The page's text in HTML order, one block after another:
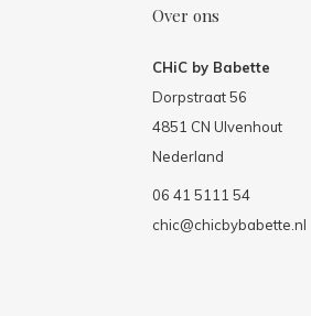
Over ons
CHiC by Babette
Dorpstraat 56
4851 CN Ulvenhout
Nederland
06 41 5111 54
chic@chicbybabette.nl